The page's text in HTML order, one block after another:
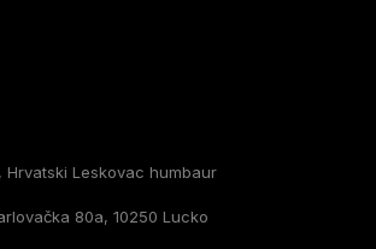
Hrvatski Leskovac humbaur
80a, 10250 Lucko